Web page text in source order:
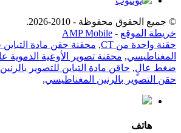
© جميع الحقوق محفوظة - 2010-2026.
خريطة الموقع -
AMP Mobile
حقنة واحدة من CT
, محقنة حقن مادة التباين
المغناطيسي, محقنة تصوير الأوعية الدموية
ضغط عالٍ, حاقن مادة التباين للتصوير
حقن التصوير بالرنين المغناطيسي,
هاتف